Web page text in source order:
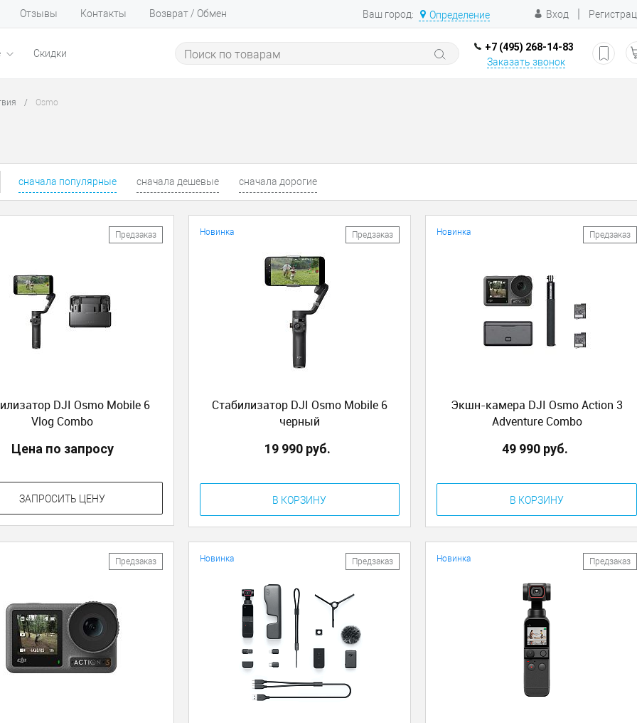
Отзывы Контакты Возврат / Обмен Ваш город: Определение Вход |
Скидки
+7 (495) 268-14-83
Заказать звонок
/ Osmo
сначала популярные сначала дешевые сначала дорогие
Предзаказ
DJI Osmo Mobile 6
Vlog Combo
Цена по запросу
ЗАПРОСИТЬ ЦЕНУ
Новинка Предзаказ
Стабилизатор DJI Osmo Mobile 6
черный
19 990 руб.
В КОРЗИНУ
Новинка Предзаказ
Экшн-камера DJI Osmo Action 3
Adventure Combo
49 990 руб.
В КОРЗИНУ
Предзаказ Новинка Предзаказ Новинка Предзаказ